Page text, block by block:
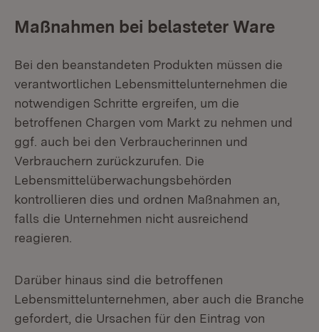
Maßnahmen bei belasteter Ware
Bei den beanstandeten Produkten müssen die
verantwortlichen Lebensmittelunternehmen die
notwendigen Schritte ergreifen, um die
betroffenen Chargen vom Markt zu nehmen und
ggf. auch bei den Verbraucherinnen und
Verbrauchern zurückzurufen. Die
Lebensmittelüberwachungsbehörden
kontrollieren dies und ordnen Maßnahmen an,
falls die Unternehmen nicht ausreichend
reagieren.
Darüber hinaus sind die betroffenen
Lebensmittelunternehmen, aber auch die Branche
gefordert, die Ursachen für den Eintrag von